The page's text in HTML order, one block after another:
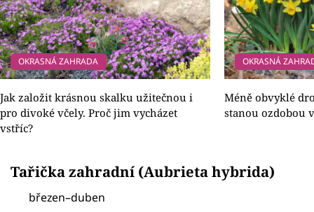
OKRASNÁ ZAHRADA
Jak založit krásnou skalku užitečnou i
pro divoké včely. Proč jim vycházet
vstříc?
OKRASNÁ
Méně obvyklé
stanou ozdobou
Tařička zahradní (Aubrieta hybrida)
březen–duben